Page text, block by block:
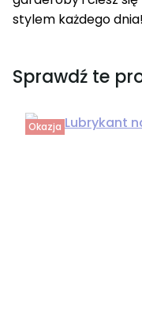
stylem każdego dnia!
Sprawdź te
Okazja